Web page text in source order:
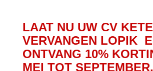
LAAT NU UW CV
VERVANGEN LOPIK
ONTVANG 10%
MEI TOT SEPTEMBER.